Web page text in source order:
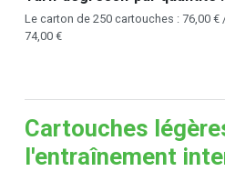
Le carton de 250 cartouches : 76,00
74,00 €
Cartouches
l'entraînement